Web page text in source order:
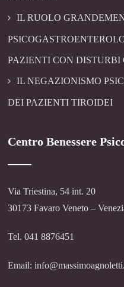
IL RUOLO
PAZIENTI CON
IL NEGAZIONISMO
DEI PAZIENTI TIROIDEI
Centro Benessere
Via Triestina, 54 int. 20
30173 Favaro Veneto –
Tel. 041 8876451
Email: